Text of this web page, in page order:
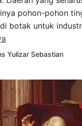
pohon-pohon
botak untuk
Yulizar Sebastian